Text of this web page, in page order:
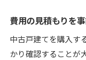
費用の見積もりを
中古戸建てを購入す
かり確認することが